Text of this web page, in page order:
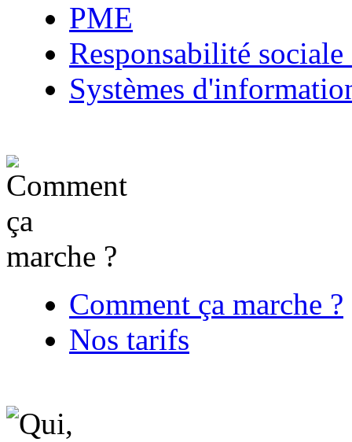
PME
Responsabilité
Systèmes
Comment ça marche ?
Nos tarifs